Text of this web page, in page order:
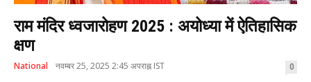
राम मंदिर ध्वजारोहण 2025 : अयोध्या में ऐतिहासिक
क्षण
National नवम्बर 25, 2025 2:45 अपराह्न IST 0